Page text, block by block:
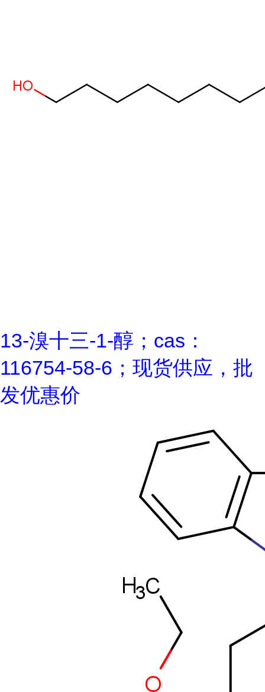
13-溴十三-1-醇；cas：
116754-58-6；现货供应，批
发优惠价